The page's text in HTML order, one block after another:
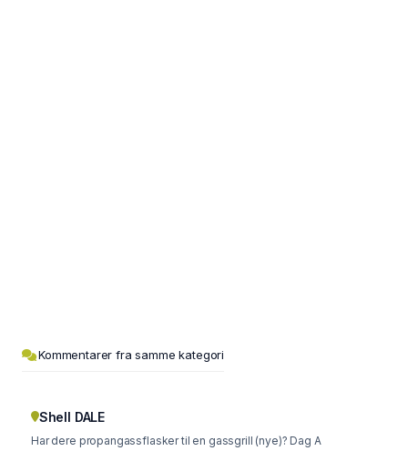
Kommentarer fra samme kategori
Shell DALE
Har dere propangassflasker til en gassgrill (nye)? Dag A